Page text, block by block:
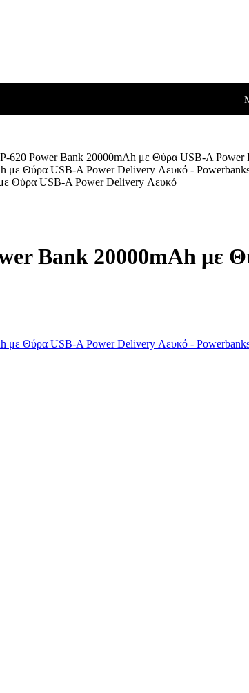
620 Power Bank 20000mAh με Θύρα USB-A
Θύρα USB-A Power Delivery Λευκό
Bank 20000mAh με